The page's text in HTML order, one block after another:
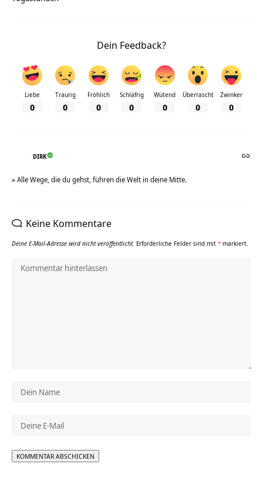
Dein Feedback?
Liebe
0
Traurig
0
Fröhlich
0
Schläfrig
0
Wütend
0
Überrascht
0
Zwinker
0
DIRK
» Alle Wege, die du gehst, führen die Welt in deine Mitte.
Keine Kommentare
Deine E-Mail-Adresse wird nicht veröffentlicht. Erforderliche Felder sind mit * markiert.